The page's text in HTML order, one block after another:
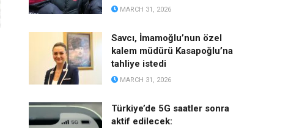
MARCH 31, 2026
Savcı, İmamoğlu’nun özel
kalem müdürü Kasapoğlu’na
tahliye istedi
MARCH 31, 2026
Türkiye’de 5G saatler sonra
aktif edilecek: